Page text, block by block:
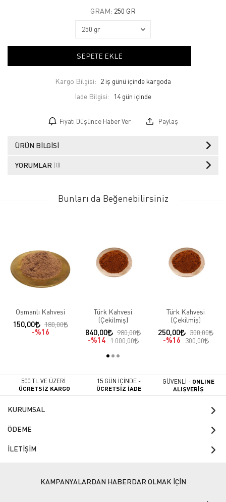
GRAM: 250 GR
SEPETE EKLE
Kargo Bilgisi: 2 iş günü içinde kargoda
İade Bilgisi:
Fiyatı Düşünce Haber Ver Paylaş
ÜRÜN BILGISI
YORUMLAR (0)
Bunları da Beğenebilirsiniz
Osmanlı Kahvesi
150,00
180,00
%16
Türk Kahvesi
(Çekilmiş)
840,00
980,00
%14 1.000,00
Türk Kahvesi
(Çekilmiş)
250,00
300,00
%16 300,00
500 TL VE ÜZERİ
-ÜCRETSİZ KARGO
15 GÜN İÇİNDE -
ÜCRETSİZ İADE
GÜVENLİ - ONLINE
ALIŞVERİŞ
KURUMSAL
ÖDEME
İLETİŞİM
KAMPANYALARDAN HABERDAR OLMAK İÇİN